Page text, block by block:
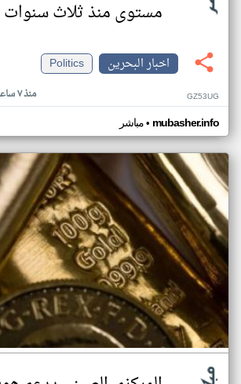
مستوى منذ ثلاث سنوات
اخبار البحرين
Politics
منذ ٧ ساعات GZ53UG
مباشر• mubasher.info